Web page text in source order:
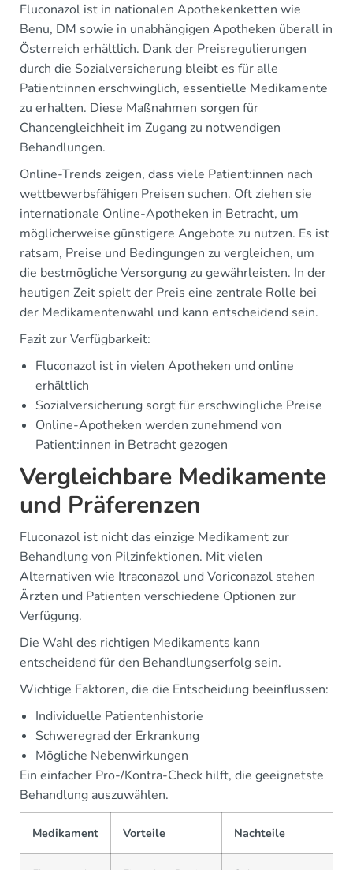
Fluconazol ist in nationalen Apothekenketten wie
Benu, DM sowie in unabhängigen Apotheken überall in
Österreich erhältlich. Dank der Preisregulierungen
durch die Sozialversicherung bleibt es für alle
Patient:innen erschwinglich, essentielle Medikamente
zu erhalten. Diese Maßnahmen sorgen für
Chancengleichheit im Zugang zu notwendigen
Behandlungen.
Online-Trends zeigen, dass viele Patient:innen nach
wettbewerbsfähigen Preisen suchen. Oft ziehen sie
internationale Online-Apotheken in Betracht, um
möglicherweise günstigere Angebote zu nutzen. Es ist
ratsam, Preise und Bedingungen zu vergleichen, um
die bestmögliche Versorgung zu gewährleisten. In der
heutigen Zeit spielt der Preis eine zentrale Rolle bei
der Medikamentenwahl und kann entscheidend sein.
Fazit zur Verfügbarkeit:
Fluconazol ist in vielen Apotheken und online
erhältlich
Sozialversicherung sorgt für erschwingliche Preise
Online-Apotheken werden zunehmend von
Patient:innen in Betracht gezogen
Vergleichbare Medikamente
und Präferenzen
Fluconazol ist nicht das einzige Medikament zur
Behandlung von Pilzinfektionen. Mit vielen
Alternativen wie Itraconazol und Voriconazol stehen
Ärzten und Patienten verschiedene Optionen zur
Verfügung.
Die Wahl des richtigen Medikaments kann
entscheidend für den Behandlungserfolg sein.
Wichtige Faktoren, die die Entscheidung beeinflussen:
Individuelle Patientenhistorie
Schweregrad der Erkrankung
Mögliche Nebenwirkungen
Ein einfacher Pro-/Kontra-Check hilft, die geeignetste
Behandlung auszuwählen.
Medikament Vorteile Nachteile